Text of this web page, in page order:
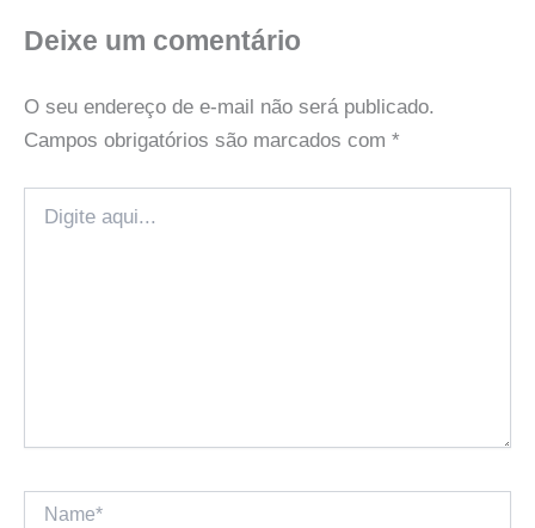
Deixe um comentário
O seu endereço de e-mail não será publicado.
Campos obrigatórios são marcados com *
aqui...